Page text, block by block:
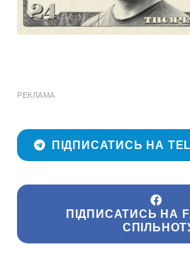
РЕКЛАМА
ПІДПИСАТИСЬ НА
ПІДПИСАТИСЬ НА